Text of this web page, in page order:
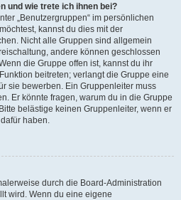
und wie trete ich ihnen bei?
„Benutzergruppen“ im persönlichen
kannst du dies mit der
Nicht alle Gruppen sind allgemein
andere können geschlossen
die Gruppe offen ist, kannst du ihr
beitreten; verlangt die Gruppe eine
sie bewerben. Ein Gruppenleiter muss
Er könnte fragen, warum du in die Gruppe
belästige keinen Gruppenleiter, wenn er
haben.
durch die Board-Administration
wird. Wenn du eine eigene